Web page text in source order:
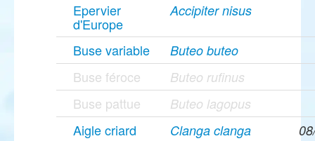
Epervier
d'Europe
Accipiter nisus
Buse variable Buteo buteo
Buse féroce Buteo rufinus
Buse pattue Buteo lagopus
Aigle criard Clanga clanga